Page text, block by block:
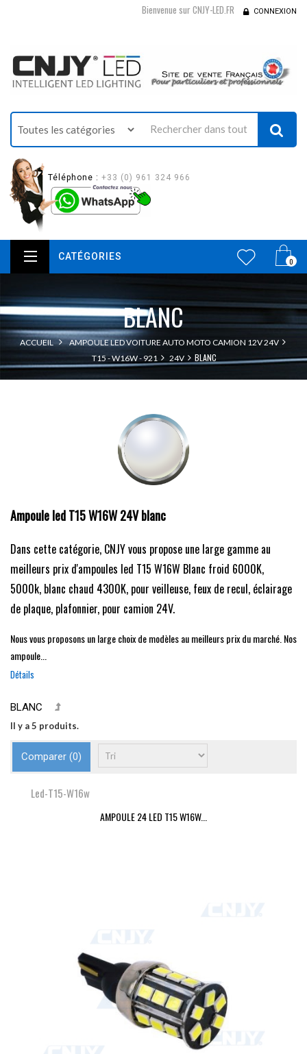
Bienvenue sur CNJY-LED.FR CONNEXION
Téléphone : +33 (0) 961 324 966
0
CATÉGORIES
BLANC
ACCUEIL
AMPOULE LED VOITURE AUTO MOTO CAMION 12V 24V
T15 - W16W - 921
24V BLANC
Ampoule led T15 W16W 24V blanc
Dans cette catégorie, CNJY vous propose une large gamme au
meilleurs prix d'ampoules led T15 W16W Blanc froid 6000K,
5000k, blanc chaud 4300K, pour veilleuse, feux de recul, éclairage
de plaque, plafonnier, pour camion 24V.
Nous vous proposons un large choix de modèles au meilleurs prix du marché. Nos
ampoule...
Détails
BLANC
Il y a 5 produits.
Comparer (0)
Led-T15-W16w
AMPOULE 24 LED T15 W16W...